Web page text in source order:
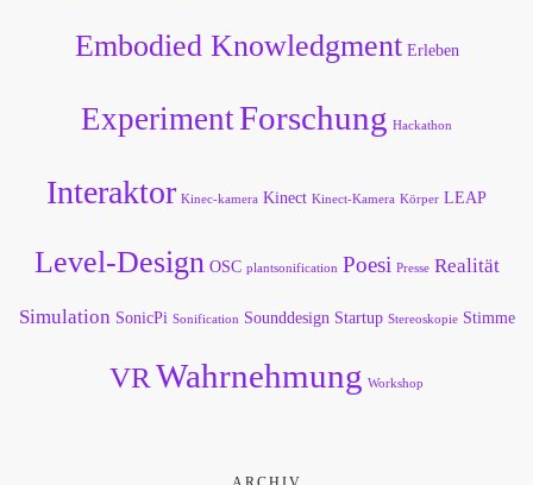
Embodied Knowledgment Erleben
ExperimentForschung Hackathon
Interaktor Kinec-kamera Kinect Kinect-Kamera Körper LEAP
Level-Design OSC plantsonification Poesi Presse Realität
Simulation SonicPi Sonification Sounddesign Startup Stereoskopie Stimme
VR Wahrnehmung Workshop